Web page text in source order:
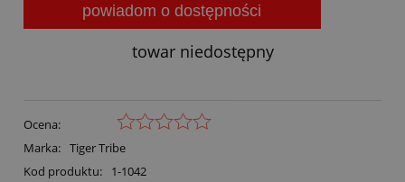
powiadom o dostępności
towar niedostępny
Ocena:
Marka: Tiger Tribe
Kod produktu:
1-1042